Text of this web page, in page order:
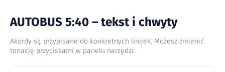
AUTOBUS 5:40 – tekst i chwyty
Akordy są przypisane do konkretnych linijek. Możesz zmienić
tonację przyciskami w panelu narzędzi.